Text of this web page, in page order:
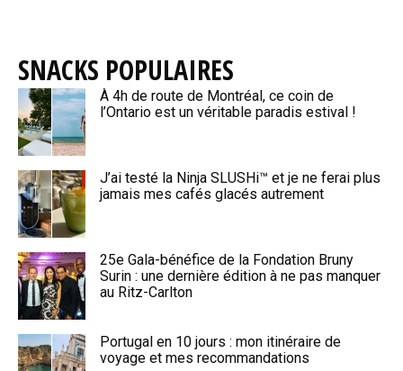
SNACKS POPULAIRES
À 4h de route de Montréal, ce coin de
l’Ontario est un véritable paradis estival !
J’ai testé la Ninja SLUSHi™ et je ne ferai plus
jamais mes cafés glacés autrement
25e Gala-bénéfice de la Fondation Bruny
Surin : une dernière édition à ne pas manquer
au Ritz-Carlton
Portugal en 10 jours : mon itinéraire de
voyage et mes recommandations